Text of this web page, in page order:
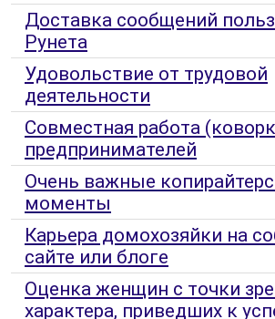
Доставка сообщений
Рунета
Удовольствие от трудовой
деятельности
Совместная работа
предпринимателей
Очень важные
моменты
Карьера домохозяйки на
сайте или блоге
Оценка женщин с точки
характера, приведших к